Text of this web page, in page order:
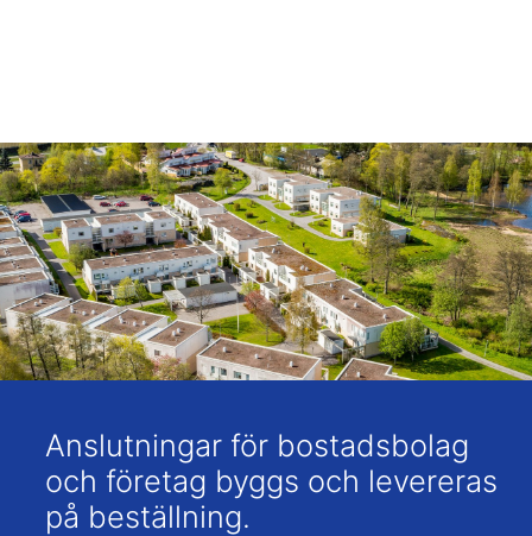
Anslutningar för bostadsbolag
och företag byggs och levereras
på beställning.